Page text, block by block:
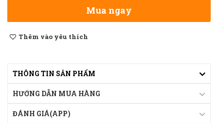
Mua ngay
Thêm vào yêu thích
THÔNG TIN SẢN PHẨM
HƯỚNG DẪN MUA HÀNG
ĐÁNH GIÁ(APP)